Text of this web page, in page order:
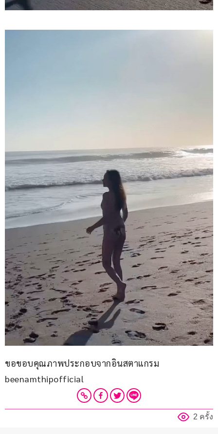
ขอขอบคุณภาพประกอบจากอินสตาแกรม
beenamthipofficial
2 ครั้ง